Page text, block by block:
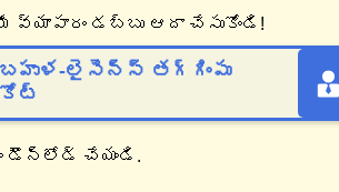
వ్యాపారం డబ్బు ఆదా చేసుకోండి!
బహుళ-లైసెన్స్ తగ్గింపు
కోట్
డౌన్‌లోడ్ చేయండి.